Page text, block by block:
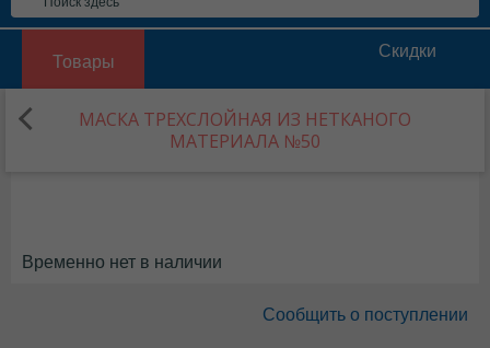
Товары
Скидки
МАСКА ТРЕХСЛОЙНАЯ ИЗ НЕТКАНОГО
МАТЕРИАЛА №50
Временно нет в наличии
Сообщить о поступлении